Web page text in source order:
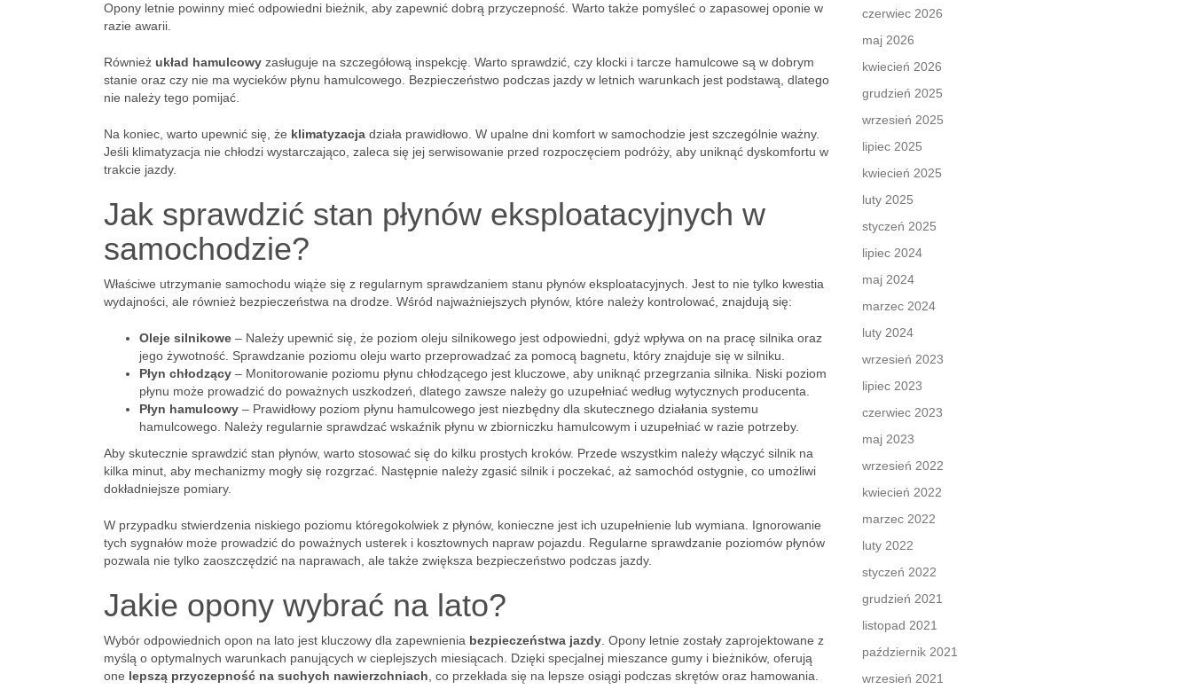
Opony letnie powinny mieć odpowiedni bieżnik, aby zapewnić dobrą przyczepność. Warto także pomyśleć o zapasowej oponie w
razie awarii.
Również układ hamulcowy zasługuje na szczegółową inspekcję. Warto sprawdzić, czy klocki i tarcze hamulcowe są w dobrym
stanie oraz czy nie ma wycieków płynu hamulcowego. Bezpieczeństwo podczas jazdy w letnich warunkach jest podstawą, dlatego
nie należy tego pomijać.
Na koniec, warto upewnić się, że klimatyzacja działa prawidłowo. W upalne dni komfort w samochodzie jest szczególnie ważny.
Jeśli klimatyzacja nie chłodzi wystarczająco, zaleca się jej serwisowanie przed rozpoczęciem podróży, aby uniknąć dyskomfortu w
trakcie jazdy.
Jak sprawdzić stan płynów eksploatacyjnych w
samochodzie?
Właściwe utrzymanie samochodu wiąże się z regularnym sprawdzaniem stanu płynów eksploatacyjnych. Jest to nie tylko kwestia
wydajności, ale również bezpieczeństwa na drodze. Wśród najważniejszych płynów, które należy kontrolować, znajdują się:
Oleje silnikowe – Należy upewnić się, że poziom oleju silnikowego jest odpowiedni, gdyż wpływa on na pracę silnika oraz
jego żywotność. Sprawdzanie poziomu oleju warto przeprowadzać za pomocą bagnetu, który znajduje się w silniku.
Płyn chłodzący – Monitorowanie poziomu płynu chłodzącego jest kluczowe, aby uniknąć przegrzania silnika. Niski poziom
płynu może prowadzić do poważnych uszkodzeń, dlatego zawsze należy go uzupełniać według wytycznych producenta.
Płyn hamulcowy – Prawidłowy poziom płynu hamulcowego jest niezbędny dla skutecznego działania systemu
hamulcowego. Należy regularnie sprawdzać wskaźnik płynu w zbiorniczku hamulcowym i uzupełniać w razie potrzeby.
Aby skutecznie sprawdzić stan płynów, warto stosować się do kilku prostych kroków. Przede wszystkim należy włączyć silnik na
kilka minut, aby mechanizmy mogły się rozgrzać. Następnie należy zgasić silnik i poczekać, aż samochód ostygnie, co umożliwi
dokładniejsze pomiary.
W przypadku stwierdzenia niskiego poziomu któregokolwiek z płynów, konieczne jest ich uzupełnienie lub wymiana. Ignorowanie
tych sygnałów może prowadzić do poważnych usterek i kosztownych napraw pojazdu. Regularne sprawdzanie poziomów płynów
pozwala nie tylko zaoszczędzić na naprawach, ale także zwiększa bezpieczeństwo podczas jazdy.
Jakie opony wybrać na lato?
Wybór odpowiednich opon na lato jest kluczowy dla zapewnienia bezpieczeństwa jazdy . Opony letnie zostały zaprojektowane z
myślą o optymalnych warunkach panujących w cieplejszych miesiącach. Dzięki specjalnej mieszance gumy i bieżników, oferują
one lepszą przyczepność na suchych nawierzchniach , co przekłada się na lepsze osiągi podczas skrętów oraz hamowania.
czerwiec 2026
maj 2026
kwiecień 2026
grudzień 2025
wrzesień 2025
lipiec 2025
kwiecień 2025
luty 2025
styczeń 2025
lipiec 2024
maj 2024
marzec 2024
luty 2024
wrzesień 2023
lipiec 2023
czerwiec 2023
maj 2023
wrzesień 2022
kwiecień 2022
marzec 2022
luty 2022
styczeń 2022
grudzień 2021
listopad 2021
październik 2021
wrzesień 2021